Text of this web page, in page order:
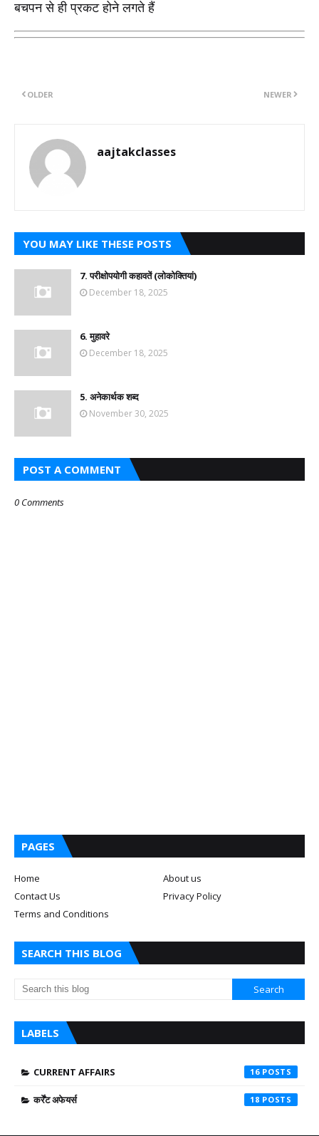
बचपन से ही प्रकट होने लगते हैं
NEWER
OLDER
aajtakclasses
YOU MAY LIKE THESE POSTS
7. परीक्षोपयोगी कहावतें (लोकोक्तियां)
December 18, 2025
6. मुहावरे
December 18, 2025
5. अनेकार्थक शब्द
November 30, 2025
POST A COMMENT
0 Comments
PAGES
Home
About us
Contact Us
Privacy Policy
Terms and Conditions
SEARCH THIS BLOG
LABELS
CURRENT AFFAIRS 16
कर्रेंट अफेयर्स 18